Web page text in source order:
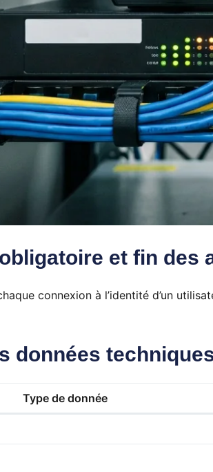
et fin des
connexion à l’identité d’un
données
Type de donnée